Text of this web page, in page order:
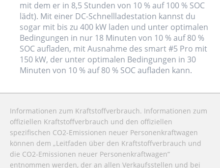
mit dem er in 8,5 Stunden von 10 % auf 100 % SOC
lädt). Mit einer DC-Schnellladestation kannst du
sogar mit bis zu 400 kW laden und unter optimalen
Bedingungen in nur 18 Minuten von 10 % auf 80 %
SOC aufladen, mit Ausnahme des smart #5 Pro mit
150 kW, der unter optimalen Bedingungen in 30
Minuten von 10 % auf 80 % SOC aufladen kann.
Informationen zum Kraftstoffverbrauch. Informationen zum
offiziellen Kraftstoffverbrauch und den offiziellen
spezifischen CO2-Emissionen neuer Personenkraftwagen
können dem „Leitfaden über den Kraftstoffverbrauch und
die CO2-Emissionen neuer Personenkraftwagen“
entnommen werden, der an allen Verkaufsstellen und bei